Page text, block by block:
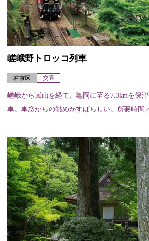
嵯峨野トロッコ列車
右京区 交通
嵯峨から嵐山を経て、亀岡に至る7.3kmを保
車。車窓からの眺めがすばらしい。所要時間